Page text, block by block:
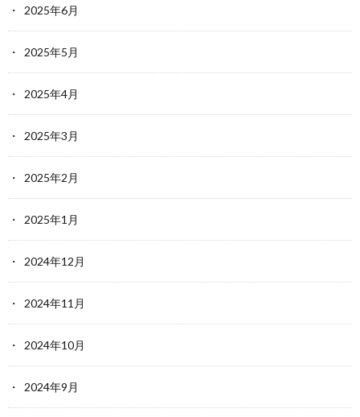
2025年6月
2025年5月
2025年4月
2025年3月
2025年2月
2025年1月
2024年12月
2024年11月
2024年10月
2024年9月